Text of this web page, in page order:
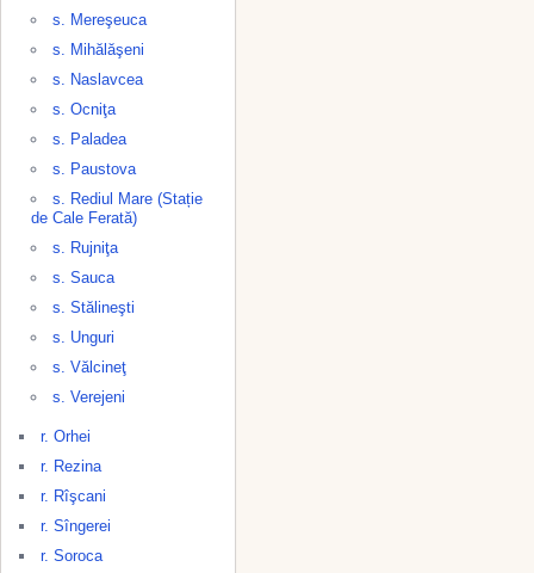
s. Mereşeuca
s. Mihălăşeni
s. Naslavcea
s. Ocniţa
s. Paladea
s. Paustova
s. Rediul Mare (Stație
de Cale Ferată)
s. Rujniţa
s. Sauca
s. Stălineşti
s. Unguri
s. Vălcineţ
s. Verejeni
r. Orhei
r. Rezina
r. Rîşcani
r. Sîngerei
r. Soroca